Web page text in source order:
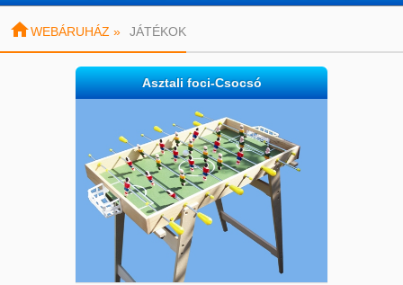
WEBÁRUHÁZ » JÁTÉKOK
Asztali foci-Csocsó